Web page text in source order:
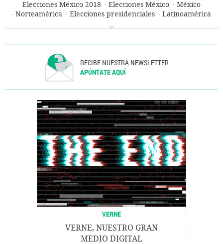
Elecciones México 2018 Elecciones México
México
Norteamérica
Elecciones presidenciales
Latinoamérica
RECIBE NUESTRA NEWSLETTER
APÚNTATE AQUÍ
VERNE
VERNE, NUESTRO GRAN
MEDIO DIGITAL